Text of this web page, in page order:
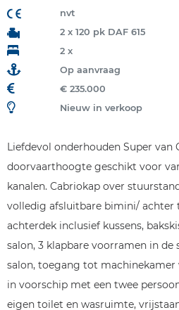
nvt
2 x 120 pk DAF 615
2 x
Op aanvraag
€ 235.000
Nieuw in verkoop
Liefdevol onderhouden Super van
doorvaarthoogte geschikt voor
kanalen. Cabriokap over
volledig afsluitbare bimini/ achter
achterdek inclusief kussens,
salon, 3 klapbare voorramen in de
salon, toegang tot
in voorschip met een twee
eigen toilet en wasruimte,